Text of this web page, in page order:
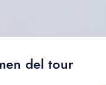
del tour